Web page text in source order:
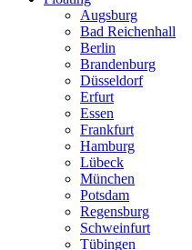
Augsburg
Bad Reichenhall
Berlin
Brandenburg
Düsseldorf
Erfurt
Essen
Frankfurt
Hamburg
Lübeck
München
Potsdam
Regensburg
Schweinfurt
Tübingen